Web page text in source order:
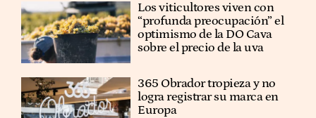
Los viticultores viven con
“profunda preocupación” el
optimismo de la DO Cava
sobre el precio de la uva
365 Obrador tropieza y no
logra registrar su marca en
Europa